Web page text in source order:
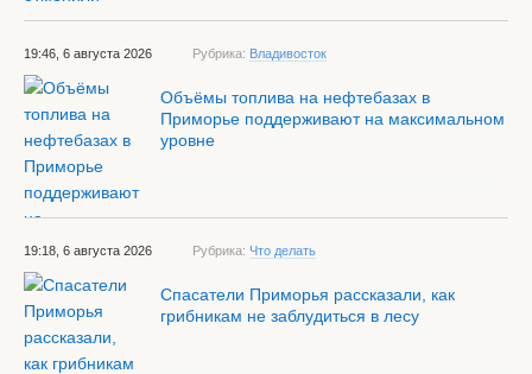
19:46, 6 августа 2026 Рубрика: Владивосток
Объёмы топлива на нефтебазах в
Приморье поддерживают на максимальном
уровне
19:18, 6 августа 2026 Рубрика: Что делать
Спасатели Приморья рассказали, как
грибникам не заблудиться в лесу